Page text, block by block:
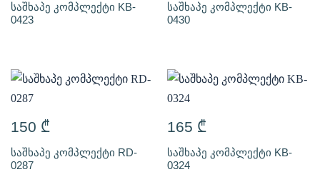
საშხაპე კომპლექტი KB-
0423
საშხაპე კომპლექტი KB-
0430
150 ₾
საშხაპე კომპლექტი RD-
0287
165 ₾
საშხაპე კომპლექტი KB-
0324